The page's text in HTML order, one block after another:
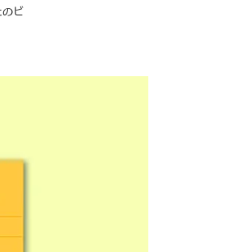
のビ